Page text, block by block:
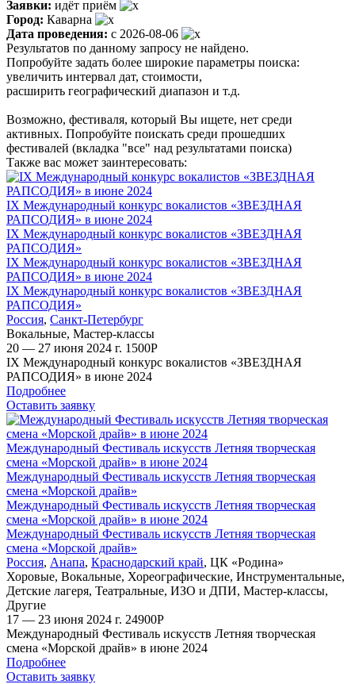
Заявки: идёт приём
Город: Каварна
Дата проведения: с 2026-08-06
Результатов по данному запросу не найдено.
Попробуйте задать более широкие параметры поиска:
увеличить интервал дат, стоимости,
расширить географический диапазон и т.д.
Возможно, фестиваля, который Вы ищете, нет среди
активных. Попробуйте поискать среди прошедших
фестивалей (вкладка "все" над результатами поиска)
Также вас может заинтересовать:
IX Международный конкурс вокалистов «ЗВЕЗДНАЯ
РАПСОДИЯ» в июне 2024
IX Международный конкурс вокалистов «ЗВЕЗДНАЯ
РАПСОДИЯ»
IX Международный конкурс вокалистов «ЗВЕЗДНАЯ
РАПСОДИЯ» в июне 2024
IX Международный конкурс вокалистов «ЗВЕЗДНАЯ
РАПСОДИЯ»
Россия, Санкт-Петербург
Вокальные, Мастер-классы
20 — 27 июня 2024 г. 1500Р
IX Международный конкурс вокалистов «ЗВЕЗДНАЯ
РАПСОДИЯ» в июне 2024
Подробнее
Оставить заявку
Международный Фестиваль искусств Летняя творческая
смена «Морской драйв» в июне 2024
Международный Фестиваль искусств Летняя творческая
смена «Морской драйв»
Международный Фестиваль искусств Летняя творческая
смена «Морской драйв» в июне 2024
Международный Фестиваль искусств Летняя творческая
смена «Морской драйв»
Россия, Анапа, Краснодарский край, ЦК «Родина»
Хоровые, Вокальные, Хореографические, Инструментальные,
Детские лагеря, Театральные, ИЗО и ДПИ, Мастер-классы,
Другие
17 — 23 июня 2024 г. 24900Р
Международный Фестиваль искусств Летняя творческая
смена «Морской драйв» в июне 2024
Подробнее
Оставить заявку